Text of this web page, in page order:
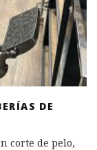
DE
corte de pelo,